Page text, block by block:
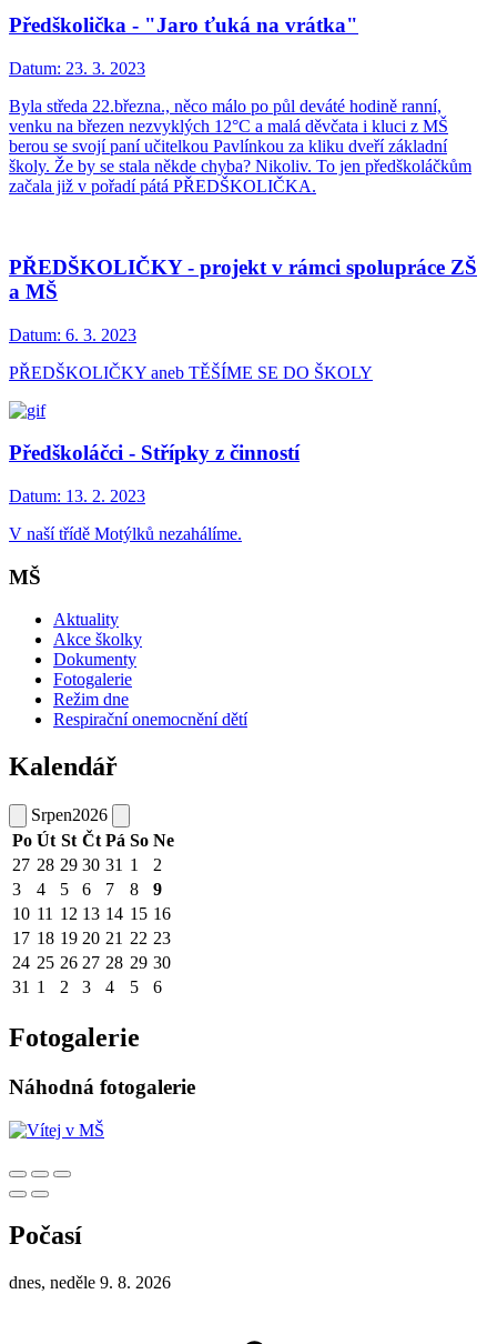
Předškolička - "Jaro ťuká na vrátka"
Datum: 23. 3. 2023
Byla středa 22.března., něco málo po půl deváté hodině ranní,
venku na březen nezvyklých 12°C a malá děvčata i kluci z MŠ
berou se svojí paní učitelkou Pavlínkou za kliku dveří základní
školy. Že by se stala někde chyba? Nikoliv. To jen předškoláčkům
začala již v pořadí pátá PŘEDŠKOLIČKA.
PŘEDŠKOLIČKY - projekt v rámci spolupráce ZŠ
a MŠ
Datum: 6. 3. 2023
PŘEDŠKOLIČKY aneb TĚŠÍME SE DO ŠKOLY
Předškoláčci - Střípky z činností
Datum: 13. 2. 2023
V naší třídě Motýlků nezahálíme.
MŠ
Aktuality
Akce školky
Dokumenty
Fotogalerie
Režim dne
Respirační onemocnění dětí
Kalendář
Srpen2026
Po Út St Čt Pá So Ne
27 28 29 30 31 1
2
3
4 5 6 7 8
9
10 11 12 13 14 15 16
17 18 19 20 21 22 23
24 25 26 27 28 29 30
31 1 2 3 4 5 6
Fotogalerie
Náhodná fotogalerie
Počasí
dnes, neděle 9. 8. 2026